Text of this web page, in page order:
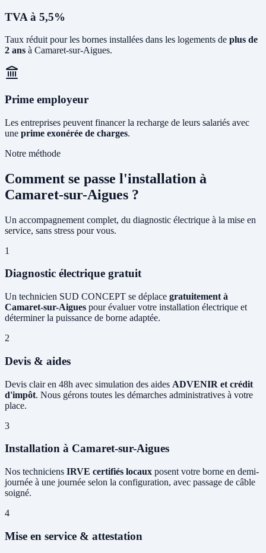
TVA à 5,5%
Taux réduit pour les bornes installées dans les logements de plus de
2 ans à Camaret-sur-Aigues.
Prime employeur
Les entreprises peuvent financer la recharge de leurs salariés avec
une prime exonérée de charges.
Notre méthode
Comment se passe l'installation à
Camaret-sur-Aigues ?
Un accompagnement complet, du diagnostic électrique à la mise en
service, sans stress pour vous.
1
Diagnostic électrique gratuit
Un technicien SUD CONCEPT se déplace gratuitement à
Camaret-sur-Aigues pour évaluer votre installation électrique et
déterminer la puissance de borne adaptée.
2
Devis & aides
Devis clair en 48h avec simulation des aides ADVENIR et crédit
d'impôt. Nous gérons toutes les démarches administratives à votre
place.
3
Installation à Camaret-sur-Aigues
Nos techniciens IRVE certifiés locaux posent votre borne en demi-
journée à une journée selon la configuration, avec passage de câble
soigné.
4
Mise en service & attestation